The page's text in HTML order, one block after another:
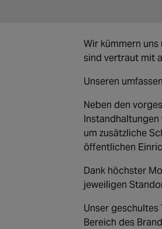
Wir kümmern
sind vertraut mit
Unseren
Neben den
um zusätzliche
öffentlichen
Dank höchster
jeweiligen
Unser geschultes
Bereich des